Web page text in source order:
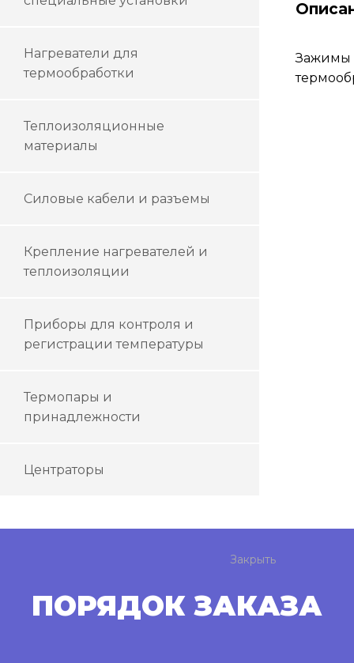
Нагреватели для
термообработки
Теплоизоляционные
материалы
Силовые кабели и разъемы
Крепление нагревателей и
теплоизоляции
Приборы для контроля и
регистрации температуры
Термопары и
принадлежности
Центраторы
Закрыть
ПОРЯДОК ЗАКАЗА